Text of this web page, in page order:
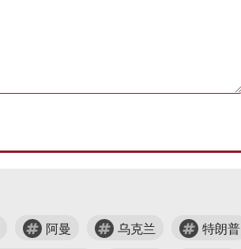
阿曼 乌克兰 特朗普